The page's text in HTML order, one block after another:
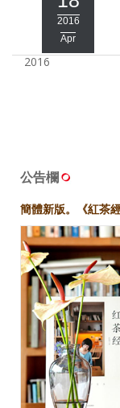
創意出版服務
媒體報導一覽
合作與代言
訂閱電子報
2016
Apr
2016
公告欄
簡體新版。《紅茶經